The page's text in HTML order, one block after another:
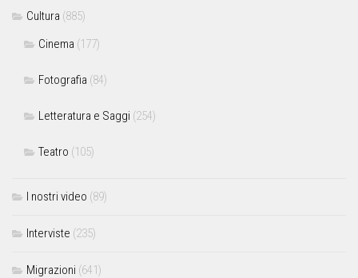
Cultura (885)
Cinema (177)
Fotografia (84)
Letteratura e Saggi (254)
Teatro (105)
I nostri video (89)
Interviste (235)
Migrazioni (641)